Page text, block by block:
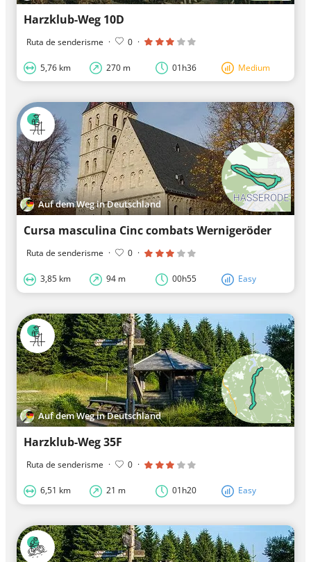
Harzklub-Weg 10D
Ruta de senderisme · 0 ·
5,76 km 270 m 01h36 Medium
Auf dem Weg in Deutschland
Cursa masculina Cinc combats Wernigeröder
Ruta de senderisme · 0 ·
3,85 km 94 m 00h55 Easy
Auf dem Weg in Deutschland
Harzklub-Weg 35F
Ruta de senderisme · 0 ·
6,51 km 21 m 01h20 Easy